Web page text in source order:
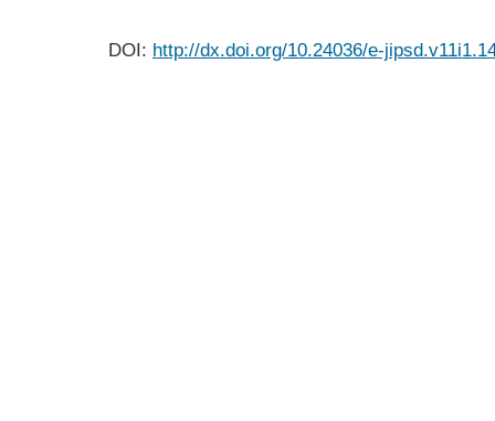
DOI: http://dx.doi.org/10.24036/e-